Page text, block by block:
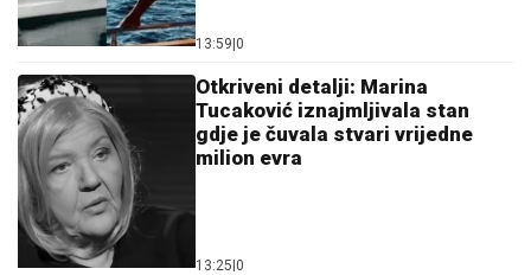
13:59|0
Otkriveni detalji: Marina
Tucaković iznajmljivala stan
gdje je čuvala stvari vrijedne
milion evra
13:25|0